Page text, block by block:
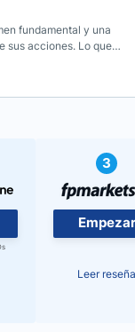
fundamental y una
sus acciones. Lo que
de 2026, después
la sesión anterior,
3
Empezar
Leer reseña